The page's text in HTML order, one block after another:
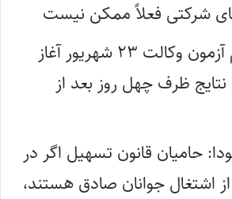
شرکتی فعلاً ممکن نیست
کیانی: ثبت نام آزمون وکالت ۲۳ شهریور آغاز
ظرف چهل روز بعد از
حامیان قانون تسهیل اگر در
اشتغال جوانان صادق هستند،